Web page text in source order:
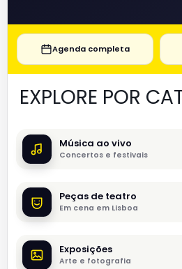
Agenda completa
EXPLORE POR
Música ao vivo
Concertos e festivais
Peças de teatro
Em cena em Lisboa
Exposições
Arte e fotografia